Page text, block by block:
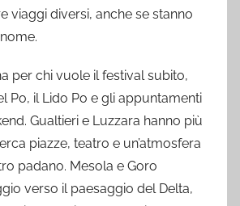
viaggi diversi, anche se stanno
per chi vuole il festival subito,
Po, il Lido Po e gli appuntamenti
Gualtieri e Luzzara hanno più
piazze, teatro e un’atmosfera
padano. Mesola e Goro
verso il paesaggio del Delta,